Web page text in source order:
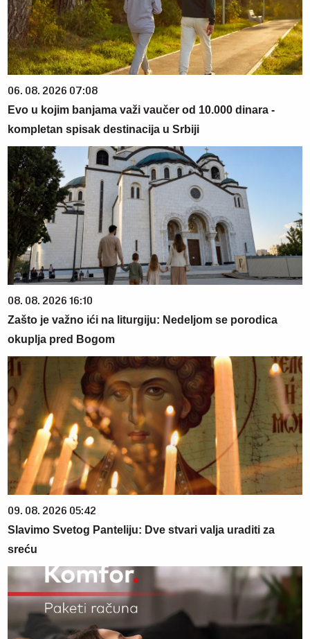
06. 08. 2026 07:08
Evo u kojim banjama važi vaučer od 10.000 dinara -
kompletan spisak destinacija u Srbiji
08. 08. 2026 16:10
Zašto je važno ići na liturgiju: Nedeljom se porodica
okuplja pred Bogom
09. 08. 2026 05:42
Slavimo Svetog Panteliju: Dve stvari valja uraditi za
sreću